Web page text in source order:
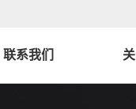
联系我们